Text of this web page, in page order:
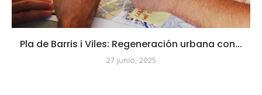
Pla de Barris i Viles: Regeneración urbana con...
27 junio, 2025